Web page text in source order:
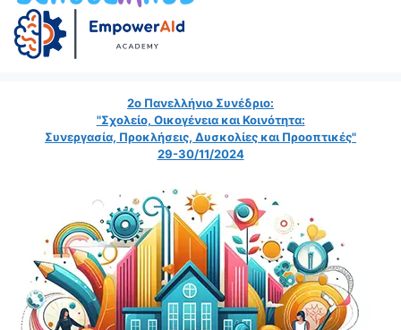
2ο Πανελλήνιο Συνέδριο:
"Σχολείο, Οικογένεια και Κοινότητα:
Συνεργασία, Προκλήσεις, Δυσκολίες και Προοπτικές"
29-30/11/2024